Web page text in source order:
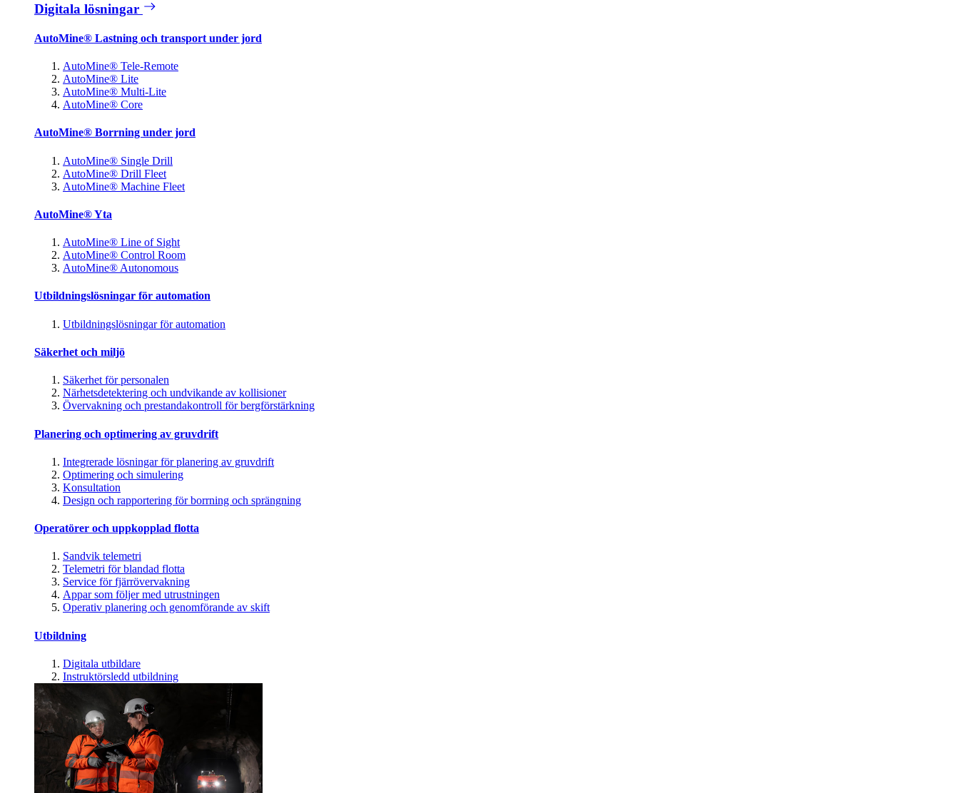
Digitala lösningar
AutoMine® Lastning och transport under jord
AutoMine® Tele-Remote
AutoMine® Lite
AutoMine® Multi-Lite
AutoMine® Core
AutoMine® Borrning under jord
AutoMine® Single Drill
AutoMine® Drill Fleet
AutoMine® Machine Fleet
AutoMine® Yta
AutoMine® Line of Sight
AutoMine® Control Room
AutoMine® Autonomous
Utbildningslösningar för automation
Utbildningslösningar för automation
Säkerhet och miljö
Säkerhet för personalen
Närhetsdetektering och undvikande av kollisioner
Övervakning och prestandakontroll för bergförstärkning
Planering och optimering av gruvdrift
Integrerade lösningar för planering av gruvdrift
Optimering och simulering
Konsultation
Design och rapportering för borrning och sprängning
Operatörer och uppkopplad flotta
Sandvik telemetri
Telemetri för blandad flotta
Service för fjärrövervakning
Appar som följer med utrustningen
Operativ planering och genomförande av skift
Utbildning
Digitala utbildare
Instruktörsledd utbildning